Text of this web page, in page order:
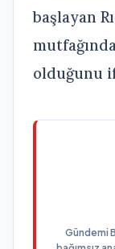
başlayan
olduğunu
Gündemi